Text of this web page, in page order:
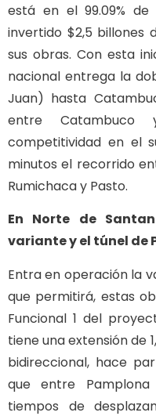
está en el 99.09%
invertido $2,5 billones
sus obras. Con esta
nacional entrega la
Juan) hasta
entre Catambuco
competitividad en el
minutos el recorrido
Rumichaca y Pasto.
En Norte de
variante y el túnel de
Entra en operación la
que permitirá, estas
Funcional 1 del
tiene una extensión de
bidireccional, hace
que entre
tiempos de